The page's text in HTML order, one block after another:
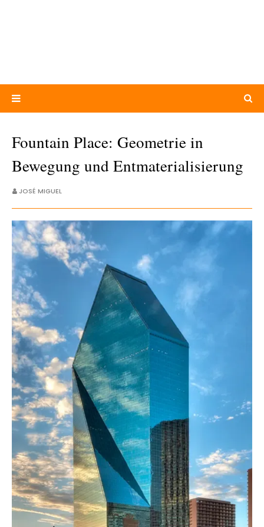
Fountain Place: Geometrie in
Bewegung und Entmaterialisierung
JOSÉ MIGUEL